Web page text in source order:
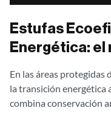
Estufas
Energética:
En las áreas
la transición energética
combina conservación